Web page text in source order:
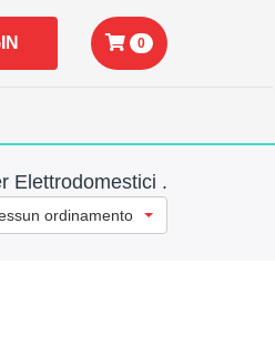
0
Elettrodomestici .
ordinamento